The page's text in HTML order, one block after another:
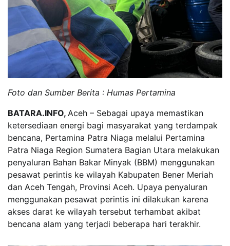
Foto dan Sumber Berita : Humas Pertamina
BATARA.INFO, Aceh – Sebagai upaya memastikan
ketersediaan energi bagi masyarakat yang terdampak
bencana, Pertamina Patra Niaga melalui Pertamina
Patra Niaga Region Sumatera Bagian Utara melakukan
penyaluran Bahan Bakar Minyak (BBM) menggunakan
pesawat perintis ke wilayah Kabupaten Bener Meriah
dan Aceh Tengah, Provinsi Aceh. Upaya penyaluran
menggunakan pesawat perintis ini dilakukan karena
akses darat ke wilayah tersebut terhambat akibat
bencana alam yang terjadi beberapa hari terakhir.